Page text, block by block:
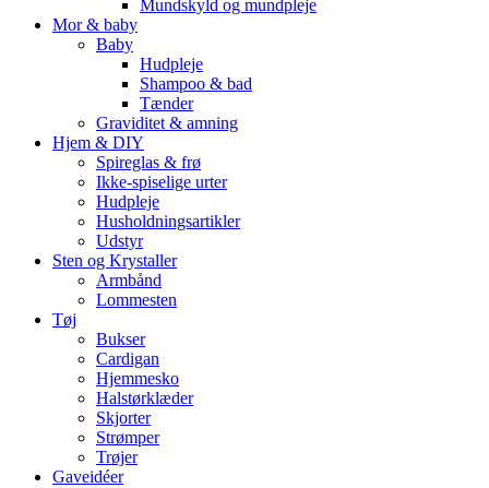
Mundskyld og mundpleje
Mor & baby
Baby
Hudpleje
Shampoo & bad
Tænder
Graviditet & amning
Hjem & DIY
Spireglas & frø
Ikke-spiselige urter
Hudpleje
Husholdningsartikler
Udstyr
Sten og Krystaller
Armbånd
Lommesten
Tøj
Bukser
Cardigan
Hjemmesko
Halstørklæder
Skjorter
Strømper
Trøjer
Gaveidéer